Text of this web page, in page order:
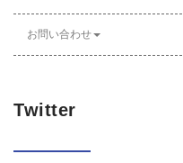
お問い合わせ
Twitter